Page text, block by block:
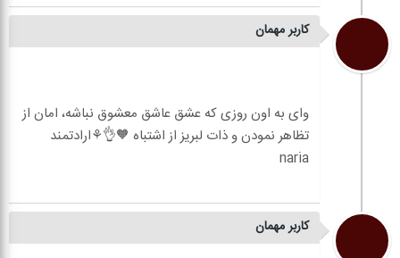
کاربر مهمان
وای به اون روزی که عشق عاشق معشوق نباشه، امان از
تظاهر نمودن و ذات لبریز از اشتباه 🧡👌⚘️ارادتمند
کاربر مهمان